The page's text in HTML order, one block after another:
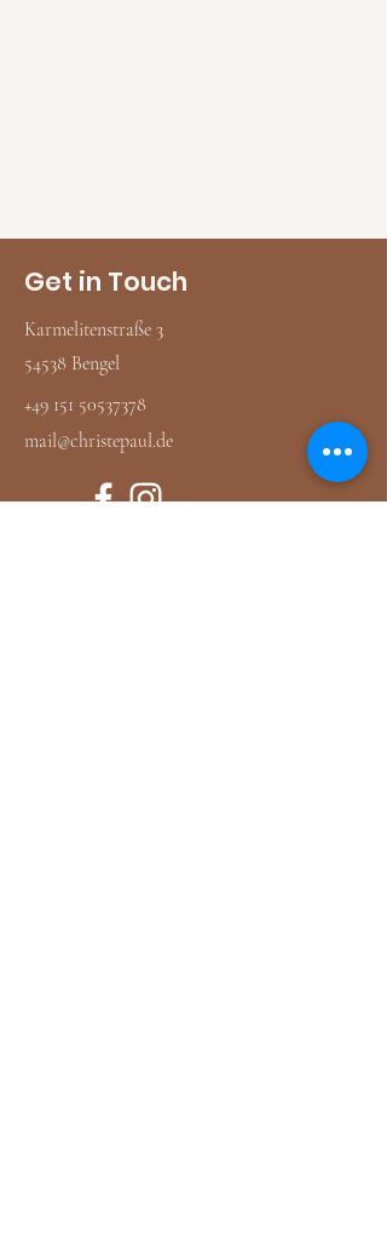
Get in Touch
Karmelitenstraße 3
54538 Bengel
‭+49 151 50537378
mail@christepaul.de